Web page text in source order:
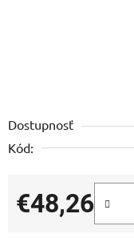
Dostupnosť
Kód:
€48,26
Jednotková cena: